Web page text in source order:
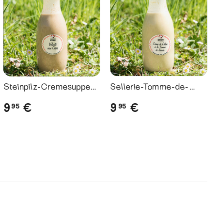
Steinpilz-Cremesuppe
995 €
Sellerie-Tomme-de-
Velouté de Céleri à la
9 95 €